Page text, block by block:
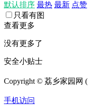
默认排序 最热 最新 点赞
只看有图
查看更多
没有更多了
安全小贴士
Copyright © 荔乡家园网 (
手机访问